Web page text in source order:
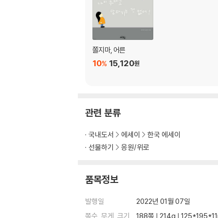
시절 인연
인생은 아다리: 아님 말고!
나오며 - 그래도 삶은 이어지고 미래는 과거와
쫄지마, 어른
15,120원
10%
관련 분류
국내도서 에세이
한국 에세이
선물하기
응원/위로
품목정보
발행일
2022년 01월 07일
쪽수, 무게, 크기
188쪽 | 214g |